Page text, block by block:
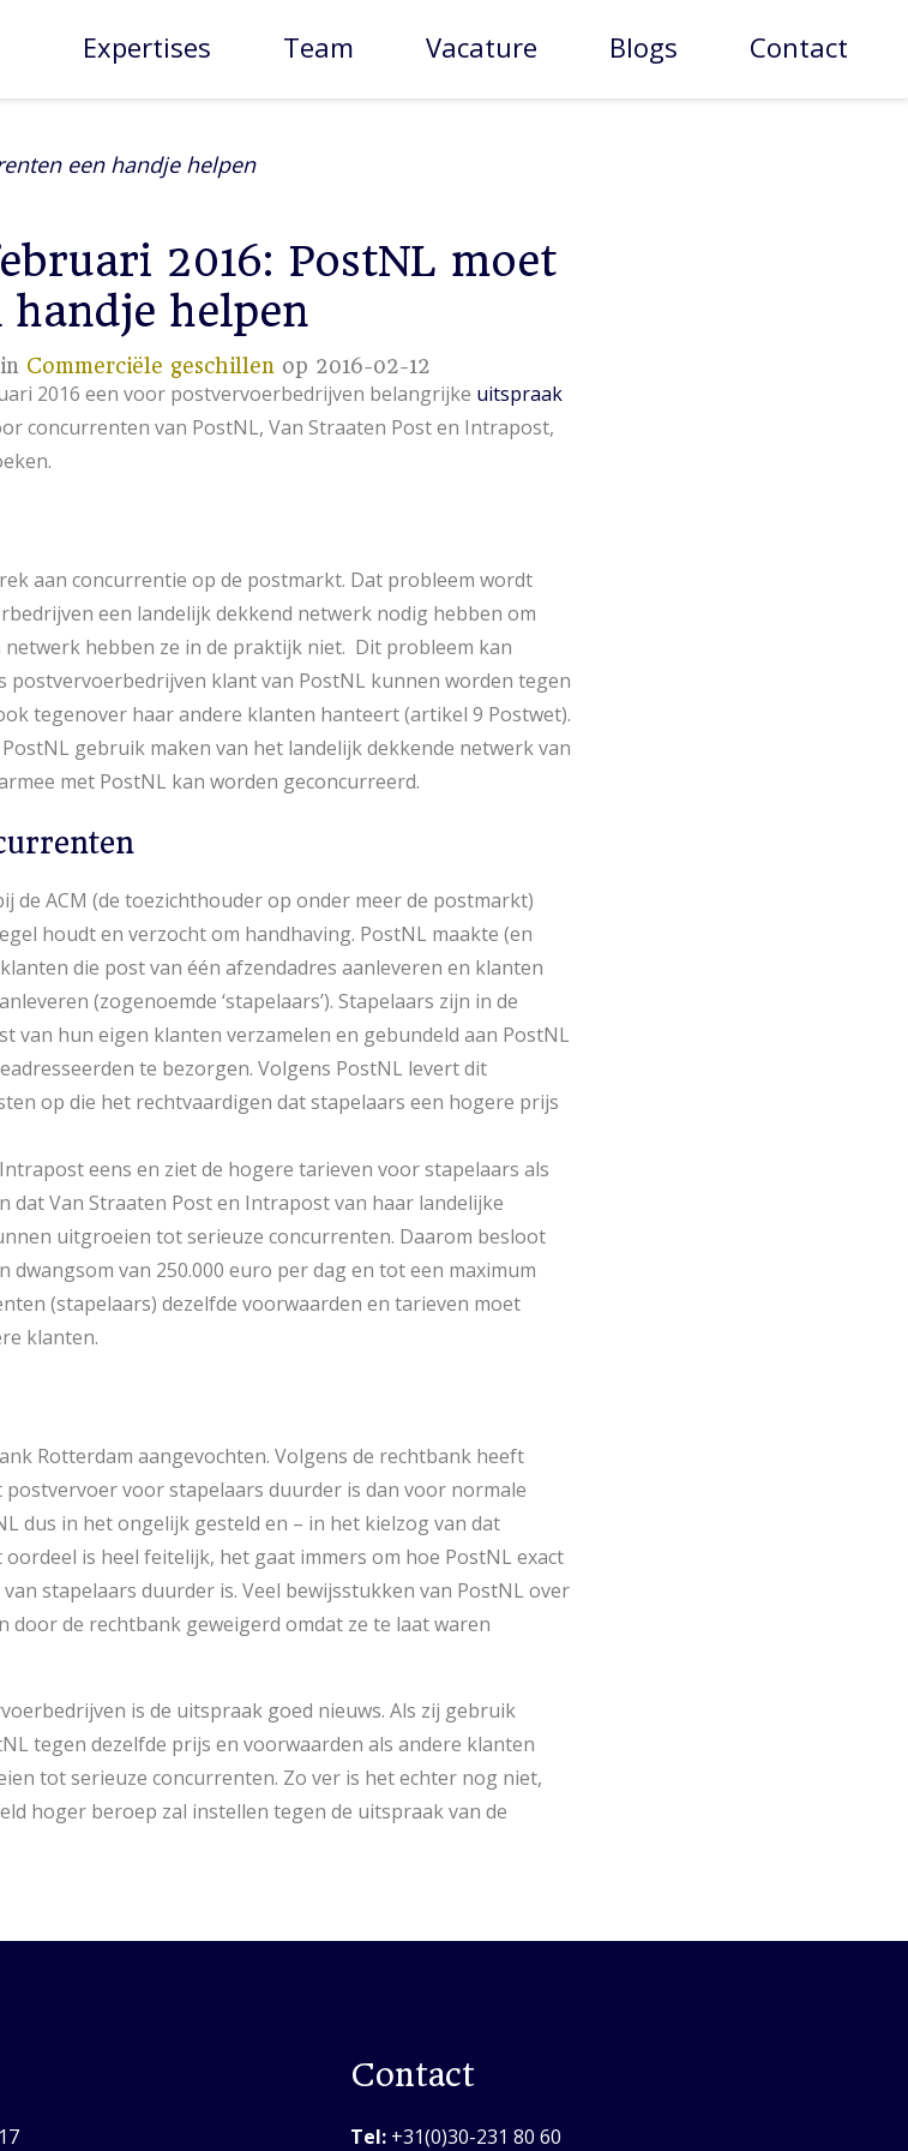
Expertises Team Vacature Blogs Contact
een handje helpen
2016: PostNL moet
helpen
in Commerciële geschillen op 2016-02-12
2016 een voor postvervoerbedrijven belangrijke uitspraak
concurrenten van PostNL, Van Straaten Post en Intrapost,
aan concurrentie op de postmarkt. Dat probleem wordt
een landelijk dekkend netwerk nodig hebben om
netwerk hebben ze in de praktijk niet. Dit probleem kan
postvervoerbedrijven klant van PostNL kunnen worden tegen
tegenover haar andere klanten hanteert (artikel 9 Postwet).
gebruik maken van het landelijk dekkende netwerk van
met PostNL kan worden geconcurreerd.
de ACM (de toezichthouder op onder meer de postmarkt)
houdt en verzocht om handhaving. PostNL maakte (en
die post van één afzendadres aanleveren en klanten
(zogenoemde ‘stapelaars’). Stapelaars zijn in de
van hun eigen klanten verzamelen en gebundeld aan PostNL
te bezorgen. Volgens PostNL levert dit
op die het rechtvaardigen dat stapelaars een hogere prijs
eens en ziet de hogere tarieven voor stapelaars als
dat Van Straaten Post en Intrapost van haar landelijke
uitgroeien tot serieuze concurrenten. Daarom besloot
dwangsom van 250.000 euro per dag en tot een maximum
(stapelaars) dezelfde voorwaarden en tarieven moet
klanten.
Rotterdam aangevochten. Volgens de rechtbank heeft
voor stapelaars duurder is dan voor normale
dus in het ongelijk gesteld en – in het kielzog van dat
is heel feitelijk, het gaat immers om hoe PostNL exact
stapelaars duurder is. Veel bewijsstukken van PostNL over
door de rechtbank geweigerd omdat ze te laat waren
is de uitspraak goed nieuws. Als zij gebruik
tegen dezelfde prijs en voorwaarden als andere klanten
tot serieuze concurrenten. Zo ver is het echter nog niet,
hoger beroep zal instellen tegen de uitspraak van de
Contact
Tel:+31(0)30-231 80 60